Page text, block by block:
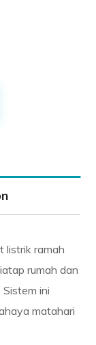
listrik ramah
rumah dan
Sistem ini
matahari